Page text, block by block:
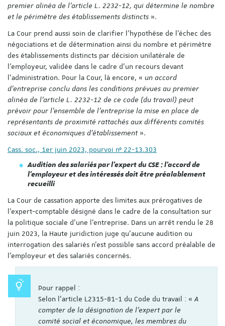
premier alinéa de l'article L. 2232-12, qui détermine le nombre
et le périmètre des établissements distincts ».
La Cour prend aussi soin de clarifier l’hypothèse de l’échec des
négociations et de détermination ainsi du nombre et périmètre
des établissements distincts par décision unilatérale de
l'employeur, validée dans le cadre d’un recours devant
l’administration. Pour la Cour, là encore, « un accord
d'entreprise conclu dans les conditions prévues au premier
alinéa de l'article L. 2232-12 de ce code (du travail) peut
prévoir pour l'ensemble de l'entreprise la mise en place de
représentants de proximité rattachés aux différents comités
sociaux et économiques d'établissement».
Cass. soc., 1er juin 2023, pourvoi nº 22-13.303
Audition des salariés par l’expert du CSE : l'accord de
l’employeur et des intéressés doit être préalablement
recueilli
La Cour de cassation apporte des limites aux prérogatives de
l’expert-comptable désigné dans le cadre de la consultation sur
la politique sociale d’une l’entreprise. Dans un arrêt rendu le 28
juin 2023, la Haute juridiction juge qu’aucune audition ou
interrogation des salariés n’est possible sans accord préalable de
l’employeur et des salariés concernés.
Pour rappel :
Selon l’article L2315-81-1 du Code du travail : «A
compter de la désignation de l'expert par le
comité social et économique, les membres du